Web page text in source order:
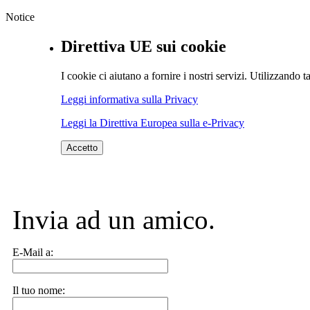
Notice
Direttiva UE sui cookie
I cookie ci aiutano a fornire i nostri servizi. Utilizzando
Leggi informativa sulla Privacy
Leggi la Direttiva Europea sulla e-Privacy
Accetto
Invia ad un amico.
E-Mail a:
Il tuo nome: